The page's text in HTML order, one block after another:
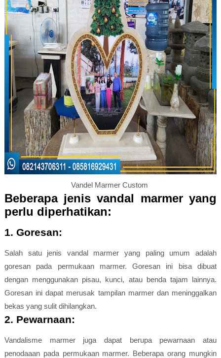
Vandel Marmer Custom
Beberapa jenis vandal marmer yang
perlu diperhatikan:
1. Goresan:
Salah satu jenis vandal marmer yang paling umum adalah
goresan pada permukaan marmer. Goresan ini bisa dibuat
dengan menggunakan pisau, kunci, atau benda tajam lainnya.
Goresan ini dapat merusak tampilan marmer dan meninggalkan
bekas yang sulit dihilangkan.
2. Pewarnaan:
Vandalisme marmer juga dapat berupa pewarnaan atau
penodaaan pada permukaan marmer. Beberapa orang mungkin